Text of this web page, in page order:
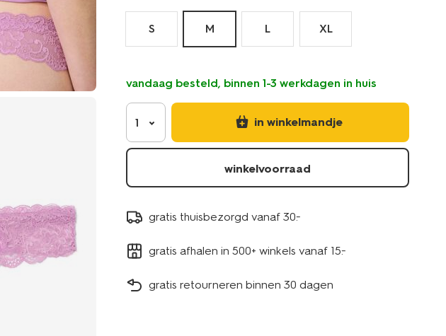
S M L XL
vandaag besteld, binnen 1-3 werkdagen in huis
1 in winkelmandje
winkelvoorraad
gratis thuisbezorgd vanaf 30.-
gratis afhalen in 500+ winkels vanaf 15.-
gratis retourneren binnen 30 dagen